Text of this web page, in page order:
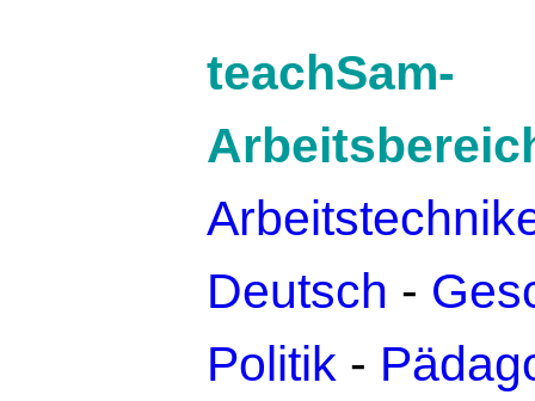
teachSam-
Deutsch -
Politik -